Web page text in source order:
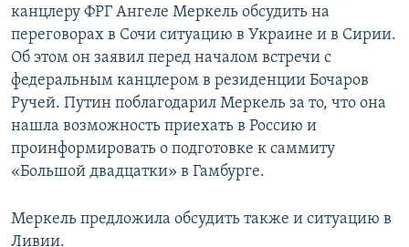
канцлеру ФРГ Ангеле Меркель обсудить на
переговорах в Сочи ситуацию в Украине и в Сирии.
Об этом он заявил перед началом встречи с
федеральным канцлером в резиденции Бочаров
Ручей. Путин поблагодарил Меркель за то, что она
нашла возможность приехать в Россию и
проинформировать о подготовке к саммиту
«Большой двадцатки» в Гамбурге.
Меркель предложила обсудить также и ситуацию в
Ливии.